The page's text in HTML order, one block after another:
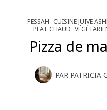
PESSAH CUISINE JUIVE
PLAT CHAUD
Pizza de
PAR PATRICIA